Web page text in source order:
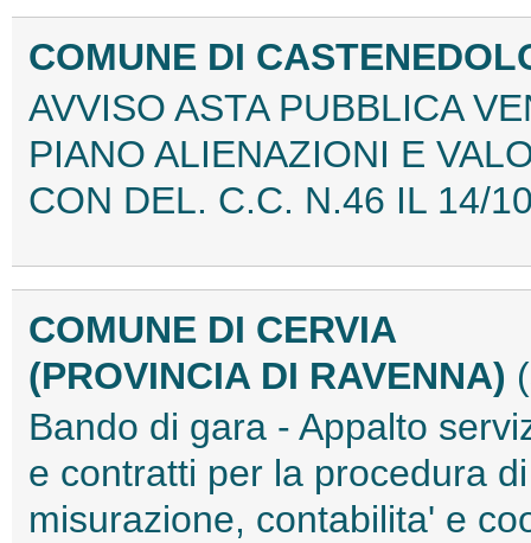
COMUNE DI
AVVISO ASTA PUBBLICA
PIANO ALIENAZIONI E
CON DEL. C.C. N.46 IL 14/
COMUNE DI CERVIA
(PROVINCIA DI RAVENNA)
Bando di gara - Appalto
e contratti per la procedura
misurazione, contabilita' e